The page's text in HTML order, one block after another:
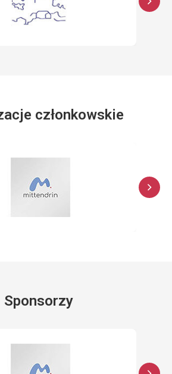
członkowskie
Sponsorzy